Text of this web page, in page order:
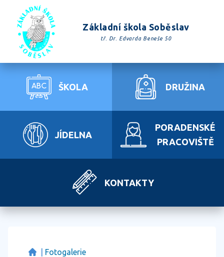
Základní škola Soběslav
tř. Dr. Edvarda Beneše 50
ŠKOLA DRUŽINA
JÍDELNA
PORADENSKÉ
PRACOVIŠTĚ
KONTAKTY
Fotogalerie